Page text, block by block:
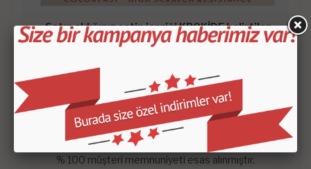
- Satın aldığınız setin içeriği KROKİDE belirtilen
parçalardan oluşmaktadır.
Hangi satış pazarında olursa olsun çekinmeden dilediğiniz
sorularını mağazaya soru sor kısmından sorularınızı
sorabilirsiniz. En kısa zaman da konusunda uzman
arkadaşlarımız tarafından memnuniyetle yanıtlayıp sizlere
yardımcı olmaya çalışacaktır.
% 100 müşteri memnuniyeti esas alınmıştır.